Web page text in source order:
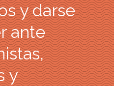
y darse
ante
y